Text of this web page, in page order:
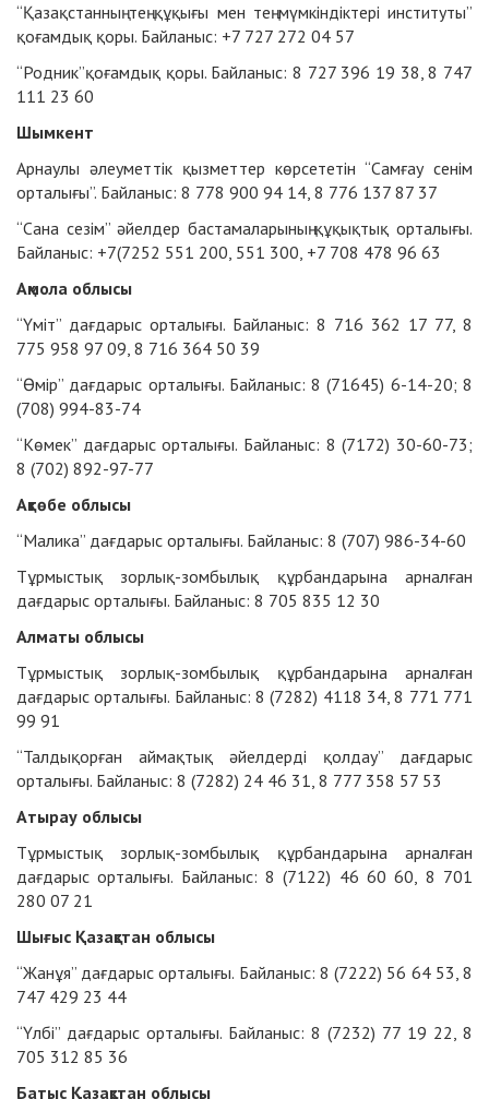
“Қазақстанның тең құқығы мен тең мүмкіндіктері институты”
қоғамдық қоры. Байланыс: +7 727 272 04 57
“Родник”қоғамдық қоры. Байланыс: 8 727 396 19 38, 8 747
111 23 60
Шымкент
Арнаулы әлеуметтік қызметтер көрсететін “Самғау сенім
орталығы”. Байланыс: 8 778 900 94 14, 8 776 137 87 37
“Сана сезім” әйелдер бастамаларының құқықтық орталығы.
Байланыс: +7(7252 551 200, 551 300, +7 708 478 96 63
Ақмола облысы
“Үміт” дағдарыс орталығы. Байланыс: 8 716 362 17 77, 8
775 958 97 09, 8 716 364 50 39
“Өмір” дағдарыс орталығы. Байланыс: 8 (71645) 6-14-20; 8
(708) 994-83-74
“Көмек” дағдарыс орталығы. Байланыс: 8 (7172) 30-60-73;
8 (702) 892-97-77
Ақтөбе облысы
“Малика” дағдарыс орталығы. Байланыс: 8 (707) 986-34-60
Тұрмыстық зорлық-зомбылық құрбандарына арналған
дағдарыс орталығы. Байланыс: 8 705 835 12 30
Алматы облысы
Тұрмыстық зорлық-зомбылық құрбандарына арналған
дағдарыс орталығы. Байланыс: 8 (7282) 4118 34, 8 771 771
99 91
“Талдықорған аймақтық әйелдерді қолдау” дағдарыс
орталығы. Байланыс: 8 (7282) 24 46 31, 8 777 358 57 53
Атырау облысы
Тұрмыстық зорлық-зомбылық құрбандарына арналған
дағдарыс орталығы. Байланыс: 8 (7122) 46 60 60, 8 701
280 07 21
Шығыс Қазақстан облысы
“Жанұя” дағдарыс орталығы. Байланыс: 8 (7222) 56 64 53, 8
747 429 23 44
“Үлбі” дағдарыс орталығы. Байланыс: 8 (7232) 77 19 22, 8
705 312 85 36
Батыс Қазақстан облысы